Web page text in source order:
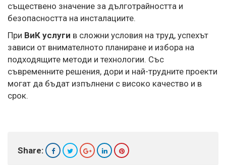
съществено значение за дълготрайността и
безопасността на инсталациите.
При ВиК услуги в сложни условия на труд, успехът
зависи от внимателното планиране и избора на
подходящите методи и технологии. Със
съвременните решения, дори и най-трудните проекти
могат да бъдат изпълнени с високо качество и в
срок.
Share: